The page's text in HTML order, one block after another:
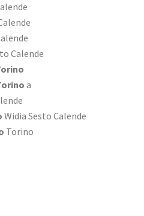
Calende
a
Widia Sesto Calende
Torino